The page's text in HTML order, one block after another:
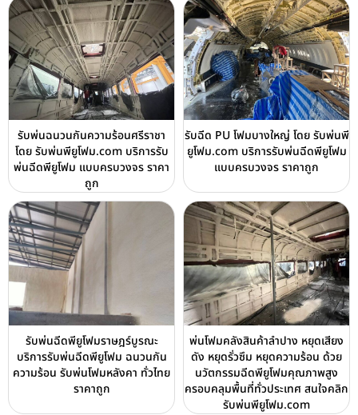
รับพ่นฉนวนกันความร้อนศรีราชา
โดย รับพ่นพียูโฟม.com บริการรับ
พ่นฉีดพียูโฟม แบบครบวงจร ราคา
ถูก
รับฉีด PU โฟมบางใหญ่ โดย รับพ่นพี
ยูโฟม.com บริการรับพ่นฉีดพียูโฟม
แบบครบวงจร ราคาถูก
รับพ่นฉีดพียูโฟมราษฎร์บูรณะ
บริการรับพ่นฉีดพียูโฟม ฉนวนกัน
ความร้อน รับพ่นโฟมหลังคา ทั่วไทย
ราคาถูก
พ่นโฟมคลังสินค้าลำปาง หยุดเสียง
ดัง หยุดรั่วซึม หยุดความร้อน ด้วย
นวัตกรรมฉีดพียูโฟมคุณภาพสูง
ครอบคลุมพื้นที่ทั่วประเทศ สนใจคลิก
รับพ่นพียูโฟม.com